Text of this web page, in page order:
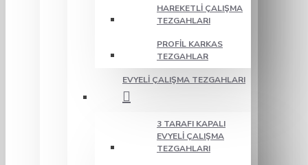
HAREKETLI ÇALIŞMA
TEZGAHLARI
PROFIL KARKAS
TEZGAHLAR
EVYELI ÇALIŞMA TEZGAHLARI
3 TARAFI KAPALI
EVYELI ÇALIŞMA
TEZGAHLARI